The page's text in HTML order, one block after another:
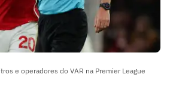
e operadores do VAR na Premier League